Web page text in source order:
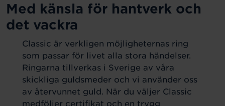
Med känsla för hantverk och
det vackra
Classic är verkligen möjligheternas ring
som passar för livet alla stora händelser.
Ringarna tillverkas i Sverige av våra
skickliga guldsmeder och vi använder oss
av återvunnet guld. När du väljer Classic
medföljer certifikat och en trygg